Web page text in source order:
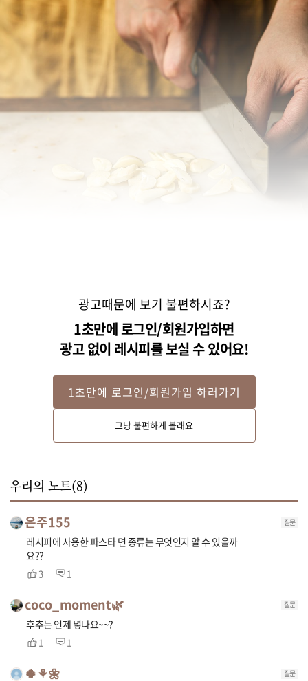
마늘은 편 썰어주세요. 달군 팬에 기름을 약간 두르고 마늘을 볶아주세요.
광고때문에 보기 불편하시죠?
1초만에 로그인/회원가입하면
광고 없이 레시피를 보실 수 있어요!
1초만에 로그인/회원가입 하러가기
그냥 불편하게 볼래요
우리의 노트(8)
은주155 질문
레시피에 사용한 파스타 면 종류는 무엇인지 알 수 있을까
요??
3 1
coco_moment🌿 질문
후추는 언제 넣나요~~?
1 1
🍀⚘🌼 질문